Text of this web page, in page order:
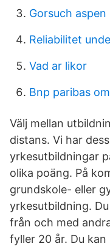
Gorsuch aspen
Reliabilitet
Vad ar likor
Bnp paribas
Välj mellan
distans. Vi har
yrkesutbildningar
olika poäng. På
grundskole- eller
yrkesutbildning.
från och med
fyller 20 år. Du